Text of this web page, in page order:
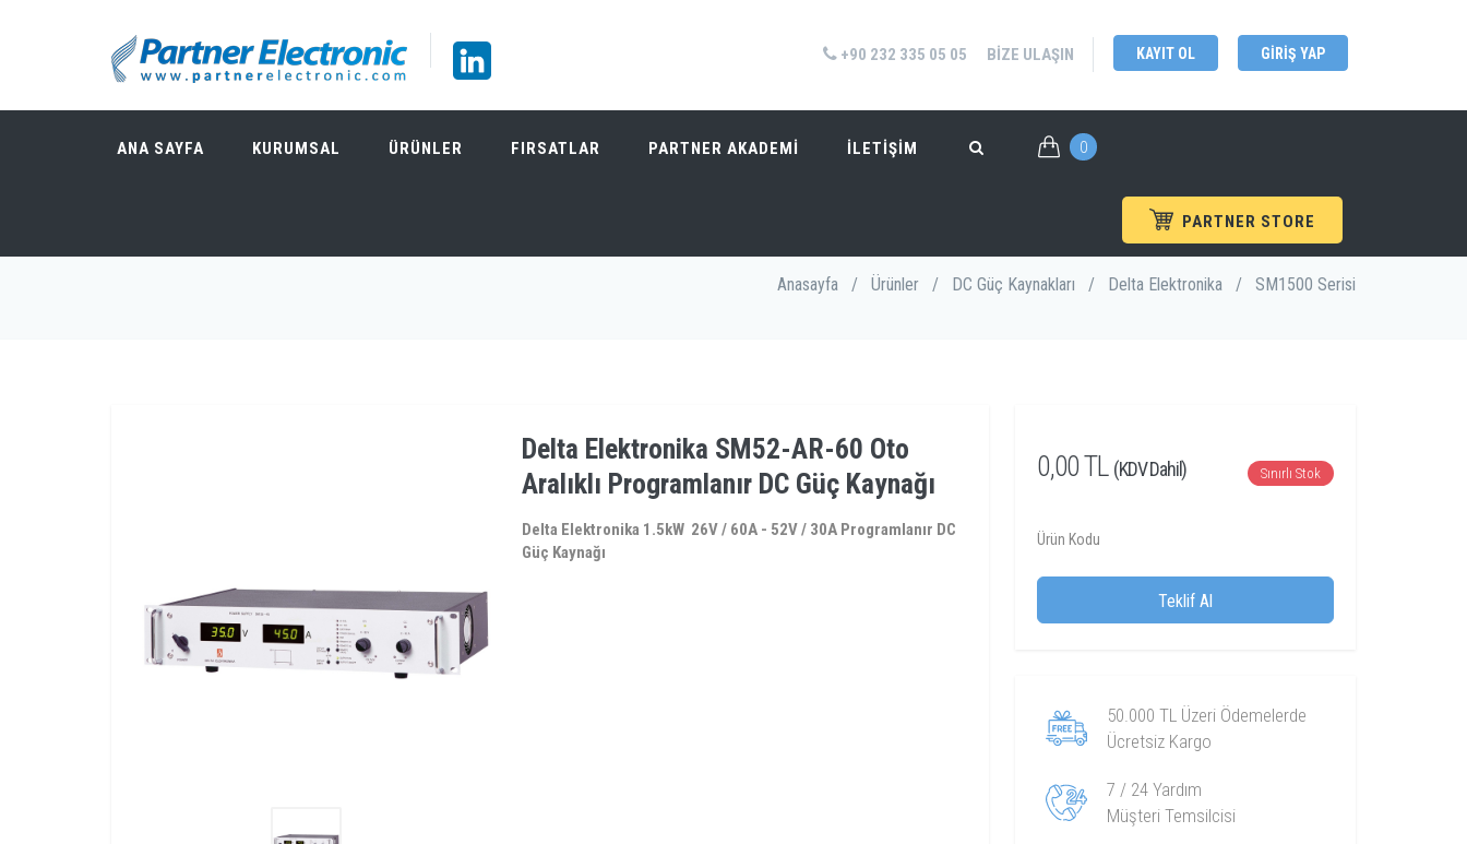
+90 232 335 05 05 BIZE ULAŞIN KAYIT OL GIRIŞ YAP
ANA SAYFA KURUMSAL ÜRÜNLER FIRSATLAR PARTNER AKADEMİ İLETİŞİM 0
PARTNER STORE
Anasayfa / Ürünler / DC Güç Kaynakları / Delta Elektronika / SM1500 Serisi
Delta Elektronika SM52-AR-60 Oto
Aralıklı Programlanır DC Güç Kaynağı
Delta Elektronika 1.5kW 26V / 60A - 52V / 30A Programlanır DC
Güç Kaynağı
0,00 TL (KDV Dahil) Sınırlı Stok
Ürün Kodu
Teklif Al
50.000 TL Üzeri Ödemelerde
Ücretsiz Kargo
7 / 24 Yardım
Müşteri Temsilcisi